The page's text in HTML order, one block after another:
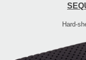
Hard-